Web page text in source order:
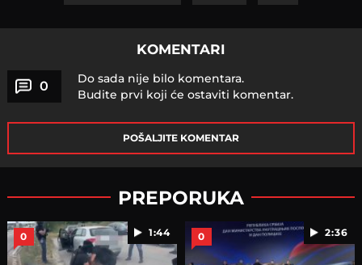
KOMENTARI
0
Do sada nije bilo komentara.
Budite prvi koji će ostaviti komentar.
POŠALJITE KOMENTAR
PREPORUKA
1:44
0 2:36
0